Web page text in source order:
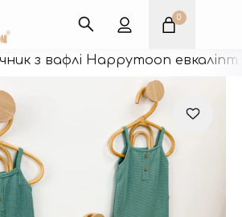
0
Оплата карткою
з вафлі Happymoon евкаліпт